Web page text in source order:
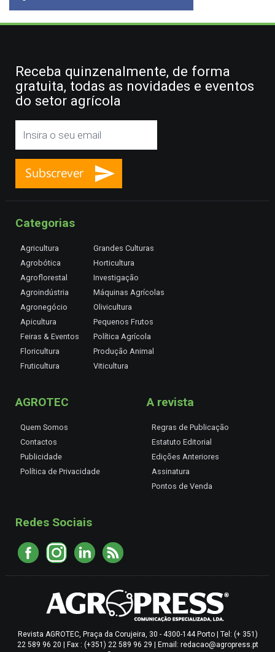
Receba quinzenalmente, de forma
gratuita, todas as novidades e eventos
do setor agrícola
Categorias
Agricultura
Agrobótica
Agroflorestal
Agroindústria
Agronegócio
Apicultura
Feiras & Eventos
Floricultura
Fruticultura
Grandes Culturas
Horticultura
Investigação
Máquinas Agrícolas
Olivicultura
Pequenos Frutos
Política Agrícola
Produção Animal
Viticultura
AGROTEC
Quem Somos
Contactos
Publicidade
Política de Privacidade
A revista
Regras de Publicação
Estatuto Editorial
Edições Anteriores
Assinatura
Pontos de Venda
Redes Sociais
Revista AGROTEC, Praça da Corujeira, 30 - 4300-144 Porto | Tel: (+ 351)
22 589 96 20 | Fax : (+351) 22 589 96 29 | Email: redacao@agropress.pt